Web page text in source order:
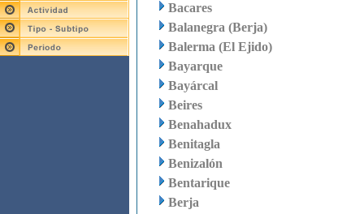
Bacares
Balanegra (Berja)
Balerma (El Ejido)
Bayarque
Bayárcal
Beires
Benahadux
Benitagla
Benizalón
Bentarique
Berja